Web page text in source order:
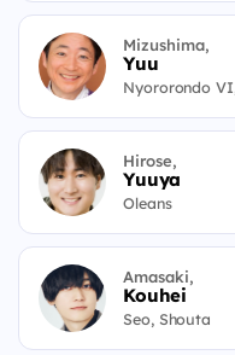
Mizushima,
Yuu
Nyororondo
Hirose,
Yuuya
Oleans
Amasaki,
Kouhei
Seo, Shouta